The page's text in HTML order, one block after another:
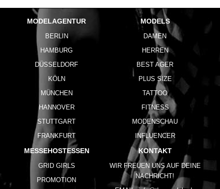
MODELAGENTUR
BERLIN
HAMBURG
DÜSSELDORF
KÖLN
MÜNCHEN
HANNOVER
STUTTGART
FRANKFURT
MODELS
DAMEN
HERREN
BEST AGER
PLUS SIZE
TATTOO
FITNESS
MODENSCHAU
INFLUENCER
MESSEHOSTESSEN
GRID GIRLS
PROMOTION
KONTAKT
WIR FREUEN UNS AUF DEINE
NACHRICHT!